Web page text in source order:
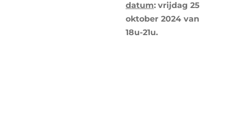
datum: vrijdag 25
oktober 2024 van
18u-21u.